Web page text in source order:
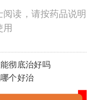
读，请按药品说明
用
彻底治好吗
个好治